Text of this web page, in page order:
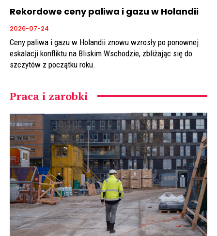
Rekordowe ceny paliwa i gazu w Holandii
2026-07-24
Ceny paliwa i gazu w Holandii znowu wzrosły po ponownej
eskalacji konfliktu na Bliskim Wschodzie, zbliżając się do
szczytów z początku roku.
Praca i zarobki